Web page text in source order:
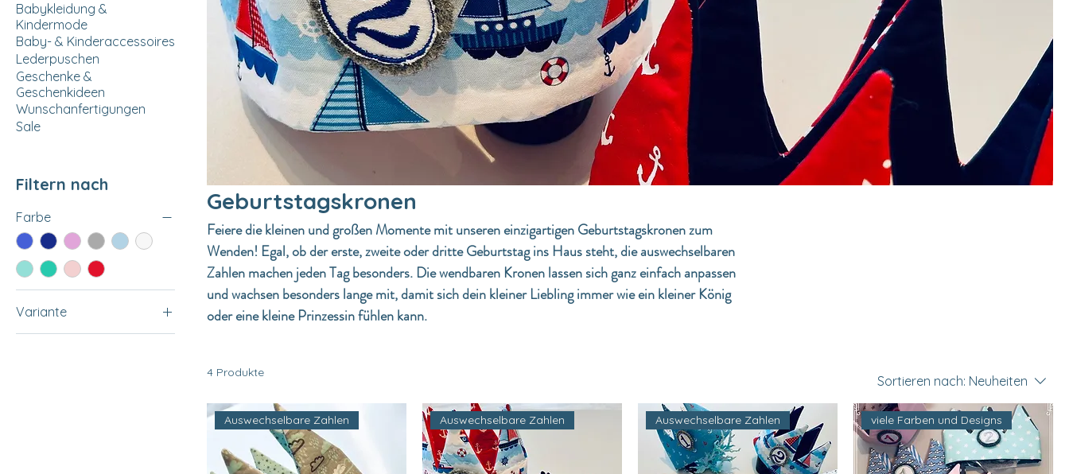
Babykleidung &
Kindermode
Baby- & Kinderaccessoires
Lederpuschen
Geschenke &
Geschenkideen
Wunschanfertigungen
Sale
Filtern nach
Farbe
Variante
Geburtstagskronen
Feiere die kleinen und großen Momente mit unseren einzigartigen Geburtstagskronen zum
Wenden! Egal, ob der erste, zweite oder dritte Geburtstag ins Haus steht, die auswechselbaren
Zahlen machen jeden Tag besonders. Die wendbaren Kronen lassen sich ganz einfach anpassen
und wachsen besonders lange mit, damit sich dein kleiner Liebling immer wie ein kleiner König
oder eine kleine Prinzessin fühlen kann.
4 Produkte
Sortieren nach: Neuheiten
Auswechselbare Zahlen Auswechselbare Zahlen Auswechselbare Zahlen viele Farben und Designs